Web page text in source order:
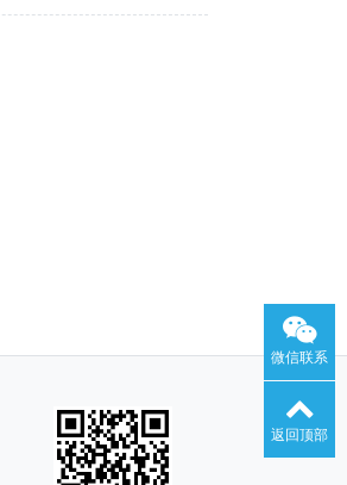
微信联系
返回顶部